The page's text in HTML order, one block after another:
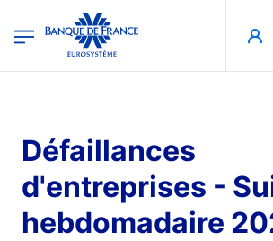
Banque de France - Menu Principal
Défaillances
d'entreprises -
hebdomadaire